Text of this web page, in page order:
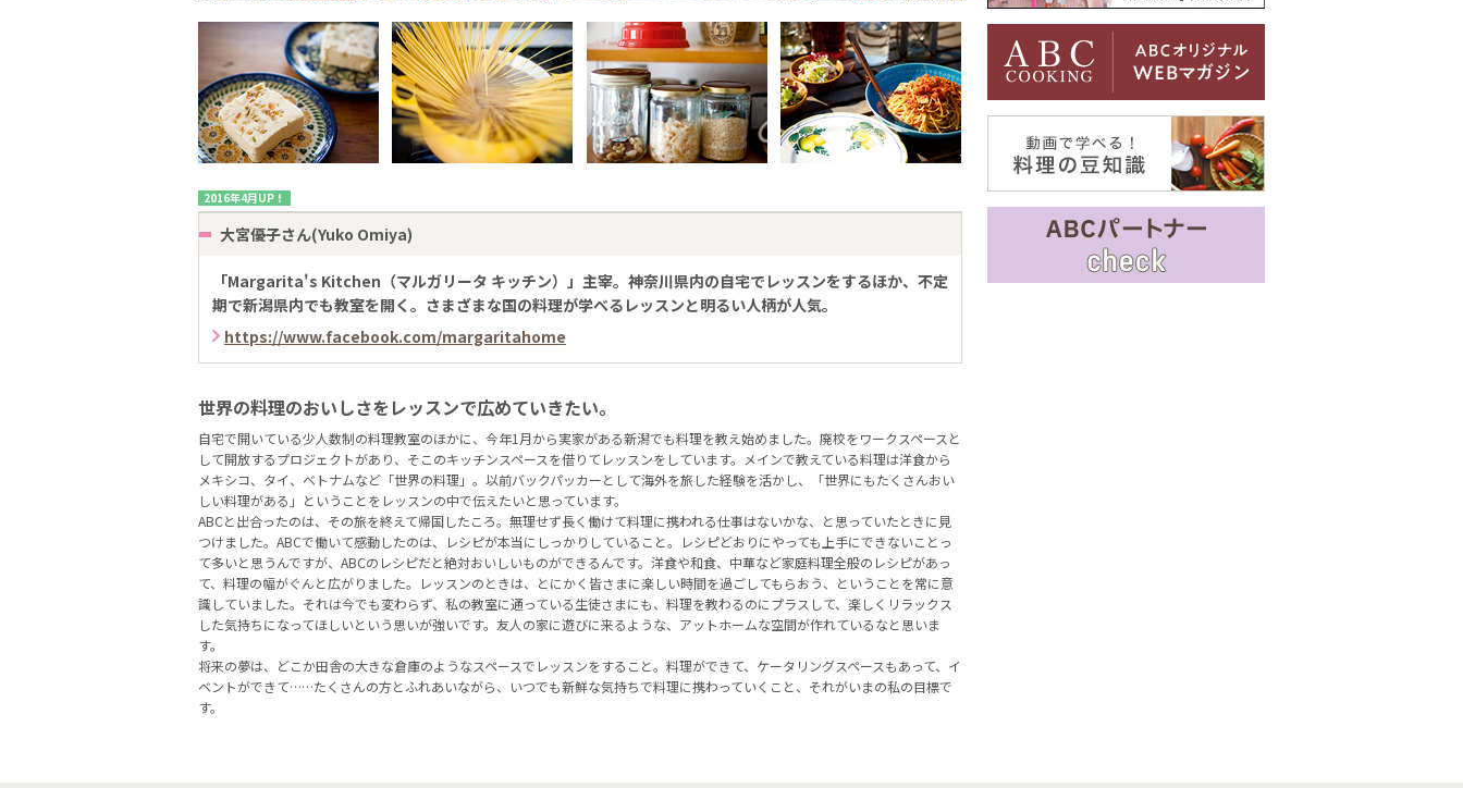
2016年4月UP！
大宮優子さん(Yuko Omiya)
「Margarita's Kitchen（マルガリータ キッチン）」主宰。神奈川県内の自宅でレッスンをするほか、不定
期で新潟県内でも教室を開く。さまざまな国の料理が学べるレッスンと明るい人柄が人気。
https://www.facebook.com/margaritahome
世界の料理のおいしさをレッスンで広めていきたい。
自宅で開いている少人数制の料理教室のほかに、今年1月から実家がある新潟でも料理を教え始めました。廃校をワークスペースと
して開放するプロジェクトがあり、そこのキッチンスペースを借りてレッスンをしています。メインで教えている料理は洋食から
メキシコ、タイ、ベトナムなど「世界の料理」。以前バックパッカーとして海外を旅した経験を活かし、「世界にもたくさんおい
しい料理がある」ということをレッスンの中で伝えたいと思っています。
ABCと出合ったのは、その旅を終えて帰国したころ。無理せず長く働けて料理に携われる仕事はないかな、と思っていたときに見
つけました。ABCで働いて感動したのは、レシピが本当にしっかりしていること。レシピどおりにやっても上手にできないことっ
て多いと思うんですが、ABCのレシピだと絶対おいしいものができるんです。洋食や和食、中華など家庭料理全般のレシピがあっ
て、料理の幅がぐんと広がりました。レッスンのときは、とにかく皆さまに楽しい時間を過ごしてもらおう、ということを常に意
識していました。それは今でも変わらず、私の教室に通っている生徒さまにも、料理を教わるのにプラスして、楽しくリラックス
した気持ちになってほしいという思いが強いです。友人の家に遊びに来るような、アットホームな空間が作れているなと思いま
す。
将来の夢は、どこか田舎の大きな倉庫のようなスペースでレッスンをすること。料理ができて、ケータリングスペースもあって、イ
ベントができて……たくさんの方とふれあいながら、いつでも新鮮な気持ちで料理に携わっていくこと、それがいまの私の目標で
す。